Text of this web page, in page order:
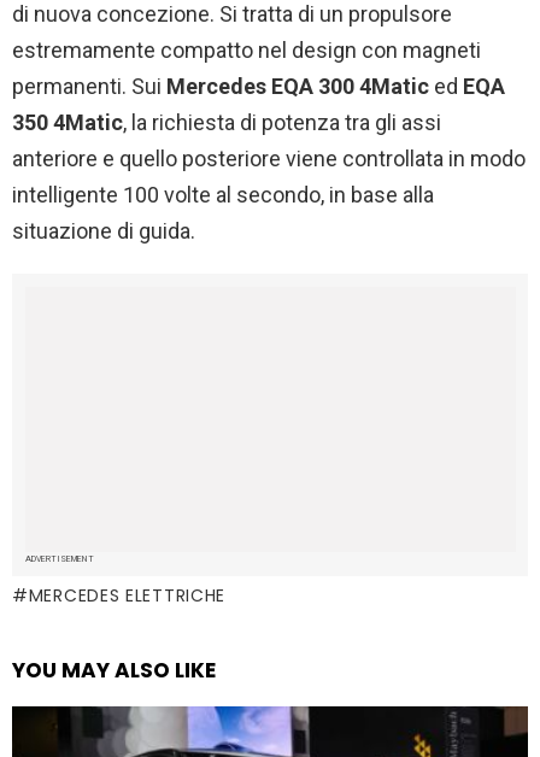
di nuova concezione. Si tratta di un propulsore
estremamente compatto nel design con magneti
permanenti. Sui Mercedes EQA 300 4Matic ed EQA
350 4Matic, la richiesta di potenza tra gli assi
anteriore e quello posteriore viene controllata in modo
intelligente 100 volte al secondo, in base alla
situazione di guida.
ADVERTISEMENT
MERCEDES ELETTRICHE
YOU MAY ALSO LIKE